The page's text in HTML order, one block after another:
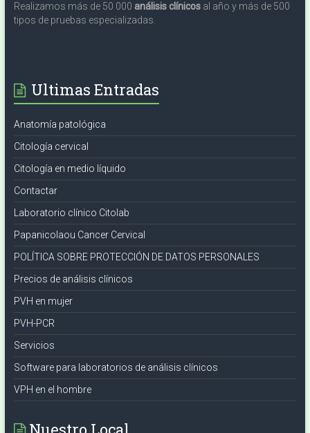
Realizamos más de 50 000 análisis clínicosal año y más de 500
tipos de pruebas especializadas.
Ultimas Entradas
Anatomía patológica
Citología cervical
Citología en medio líquido
Contactar
Laboratorio clínico Citolab
Papanicolaou Cancer Cervical
POLÍTICA SOBRE PROTECCIÓN DE DATOS PERSONALES
Precios de análisis clínicos
PVH en mujer
PVH-PCR
Servicios
Software para laboratorios de análisis clínicos
VPH en el hombre